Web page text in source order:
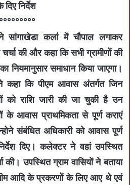
दिए निर्देश
सांगाखेडा कलां में चौपाल लगाकर
चर्चा की और कहा कि सभी ग्रामीणों की
नियमानुसार समाधान किया जाएगा।
कि पीएम आवास अंतर्गत जिन
को राशि जारी की जा चुकी है उन
के आवास प्राथमिकता से पूर्ण कराएं
संबंधित अधिकारी को आवास पूर्ण
दिए। कलेक्टर ने वहां उपस्थित
की। उपस्थित ग्राम वासियों ने बताया
आदि के प्रकरणों के लिए आए थे एवं